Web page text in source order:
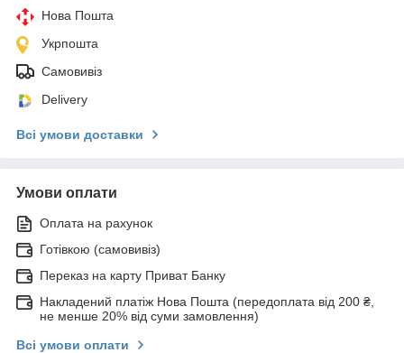
Нова Пошта
Укрпошта
Самовивіз
Delivery
Всі умови доставки
Умови оплати
Оплата на рахунок
Готівкою (самовивіз)
Переказ на карту Приват Банку
Накладений платіж Нова Пошта (передоплата від 200 ₴,
не менше 20% від суми замовлення)
Всі умови оплати